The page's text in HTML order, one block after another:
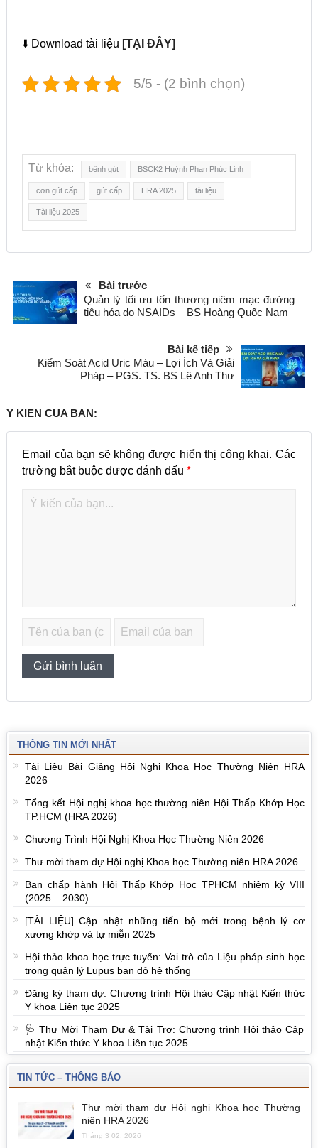
⬇️ Download tài liệu [TẠI ĐÂY]
5/5 - (2 bình chọn)
Từ khóa: bệnh gút BSCK2 Huỳnh Phan Phúc Linh
cơn gút cấp gút cấp HRA 2025 tài liệu
Tài liệu 2025
Bài trước
Quản lý tối ưu tổn thương niêm mạc đường
tiêu hóa do NSAIDs – BS Hoàng Quốc Nam
Bài kế tiếp
Kiểm Soát Acid Uric Máu – Lợi Ích Và Giải
Pháp – PGS. TS. BS Lê Anh Thư
Ý KIẾN CỦA BẠN:
Email của bạn sẽ không được hiển thị công khai. Các
trường bắt buộc được đánh dấu *
THÔNG TIN MỚI NHẤT
Tài Liệu Bài Giảng Hội Nghị Khoa Học Thường Niên HRA
2026
Tổng kết Hội nghị khoa học thường niên Hội Thấp Khớp Học
TP.HCM (HRA 2026)
Chương Trình Hội Nghị Khoa Học Thường Niên 2026
Thư mời tham dự Hội nghị Khoa học Thường niên HRA 2026
Ban chấp hành Hội Thấp Khớp Học TPHCM nhiệm kỳ VIII
(2025 – 2030)
[TÀI LIỆU] Cập nhật những tiến bộ mới trong bệnh lý cơ
xương khớp và tự miễn 2025
Hội thảo khoa học trực tuyến: Vai trò của Liệu pháp sinh học
trong quản lý Lupus ban đỏ hệ thống
Đăng ký tham dự: Chương trình Hội thảo Cập nhật Kiến thức
Y khoa Liên tục 2025
🩺 Thư Mời Tham Dự & Tài Trợ: Chương trình Hội thảo Cập
nhật Kiến thức Y khoa Liên tục 2025
TIN TỨC – THÔNG BÁO
Thư mời tham dự Hội nghị Khoa học Thường
niên HRA 2026
Tháng 3 02, 2026